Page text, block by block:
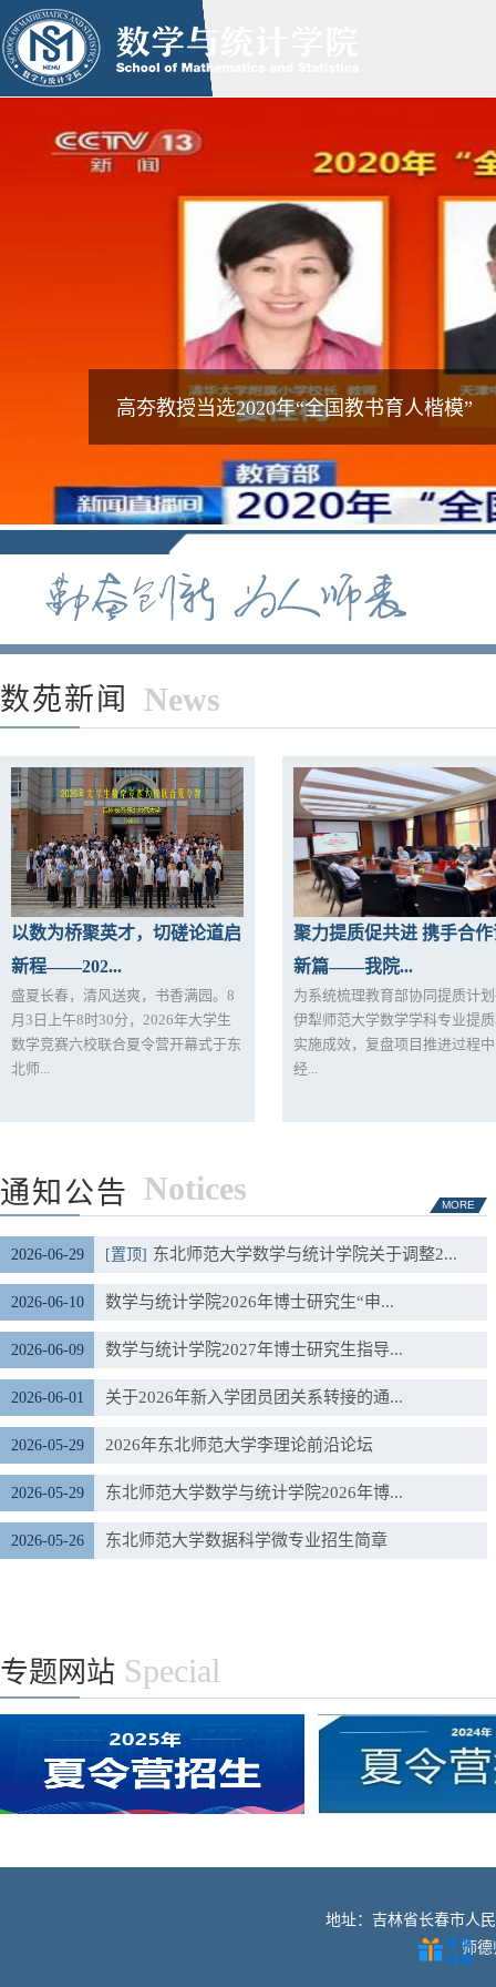
高夯教授当选2020年“全国教书育人楷模”
数苑新闻 News
以数为桥聚英才，切磋论道启
新程——202...
盛夏长春，清风送爽，书香满园。8
月3日上午8时30分，2026年大学生
数学竞赛六校联合夏令营开幕式于东
北师...
聚力提质促共进 携手合作
新篇——我院...
为系统梳理教育部协同提质计
伊犁师范大学数学学科专业提
实施成效，复盘项目推进过程
经...
通知公告 Notices MORE
2026-06-29 [置顶] 东北师范大学数学与统计学院关于调整2...
2026-06-10 数学与统计学院2026年博士研究生“申...
2026-06-09 数学与统计学院2027年博士研究生指导...
2026-06-01 关于2026年新入学团员团关系转接的通...
2026-05-29 2026年东北师范大学李理论前沿论坛
2026-05-29 东北师范大学数学与统计学院2026年博...
2026-05-26 东北师范大学数据科学微专业招生简章
专题网站 Special
地址：吉林省长春市人
师德